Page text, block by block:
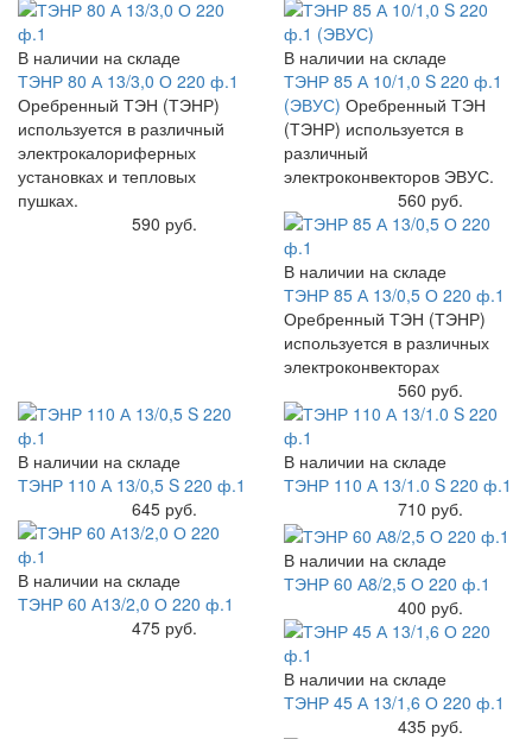
В наличии на складе
ТЭНР 80 А 13/3,0 О 220 ф.1
Оребренный ТЭН (ТЭНР)
используется в различный
электрокалориферных
установках и тепловых
пушках.
590 руб.
В наличии на складе
ТЭНР 85 А 10/1,0 S 220 ф.1
(ЭВУС) Оребренный ТЭН
(ТЭНР) используется в
различный
электроконвекторов ЭВУС.
560 руб.
В наличии на складе
ТЭНР 85 А 13/0,5 О 220 ф.1
Оребренный ТЭН (ТЭНР)
используется в различных
электроконвекторах
560 руб.
В наличии на складе
ТЭНР 110 А 13/0,5 S 220 ф.1
645 руб.
В наличии на складе
ТЭНР 110 А 13/1.0 S 220 ф.1
710 руб.
В наличии на складе
ТЭНР 60 А13/2,0 О 220 ф.1
475 руб.
В наличии на складе
ТЭНР 60 А8/2,5 О 220 ф.1
400 руб.
В наличии на складе
ТЭНР 45 А 13/1,6 О 220 ф.1
435 руб.